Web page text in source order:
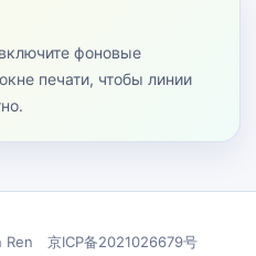
фоновые
печати, чтобы линии
京ICP备2021026679号